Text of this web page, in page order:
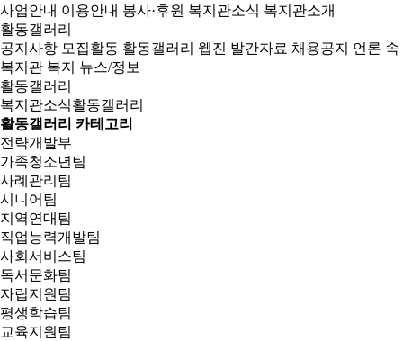
사업안내 이용안내 봉사·후원 복지관소식 복지관소개
활동갤러리
공지사항 모집활동 활동갤러리 웹진 발간자료 채용공지
언론 속
복지관 복지 뉴스/정보
활동갤러리
복지관소식활동갤러리
활동갤러리 카테고리
전략개발부
가족청소년팀
사례관리팀
시니어팀
지역연대팀
직업능력개발팀
사회서비스팀
독서문화팀
자립지원팀
평생학습팀
교육지원팀